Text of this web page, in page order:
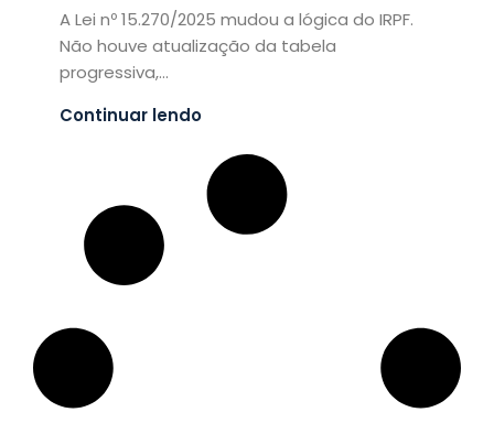
A Lei nº 15.270/2025 mudou a lógica do IRPF.
Não houve atualização da tabela
progressiva,...
Continuar lendo